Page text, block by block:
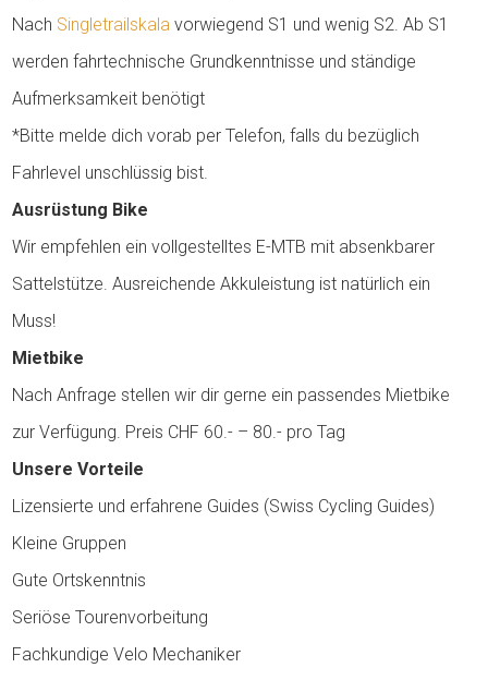
Nach Singletrailskala vorwiegend S1 und wenig S2. Ab S1
werden fahrtechnische Grundkenntnisse und ständige
Aufmerksamkeit benötigt
*Bitte melde dich vorab per Telefon, falls du bezüglich
Fahrlevel unschlüssig bist.
Ausrüstung Bike
Wir empfehlen ein vollgestelltes E-MTB mit absenkbarer
Sattelstütze. Ausreichende Akkuleistung ist natürlich ein
Muss!
Mietbike
Nach Anfrage stellen wir dir gerne ein passendes Mietbike
zur Verfügung. Preis CHF 60.- – 80.- pro Tag
Unsere Vorteile
Lizensierte und erfahrene Guides (Swiss Cycling Guides)
Kleine Gruppen
Gute Ortskenntnis
Seriöse Tourenvorbeitung
Fachkundige Velo Mechaniker